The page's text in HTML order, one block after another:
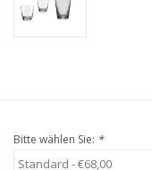
Bitte wählen Sie: *